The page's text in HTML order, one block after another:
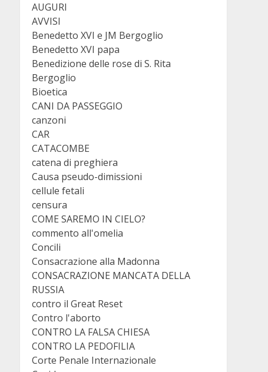
AUGURI
AVVISI
Benedetto XVI e JM Bergoglio
Benedetto XVI papa
Benedizione delle rose di S. Rita
Bergoglio
Bioetica
CANI DA PASSEGGIO
canzoni
CAR
CATACOMBE
catena di preghiera
Causa pseudo-dimissioni
cellule fetali
censura
COME SAREMO IN CIELO?
commento all'omelia
Concili
Consacrazione alla Madonna
CONSACRAZIONE MANCATA DELLA
RUSSIA
contro il Great Reset
Contro l'aborto
CONTRO LA FALSA CHIESA
CONTRO LA PEDOFILIA
Corte Penale Internazionale